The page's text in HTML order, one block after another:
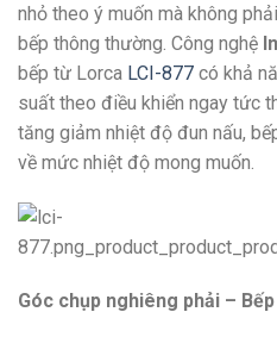
nhỏ theo ý muốn mà không
bếp thông thường. Công nghệ
bếp từ Lorca LCI-877 có khả
suất theo điều khiển ngay tức
tăng giảm nhiệt độ đun nấu,
về mức nhiệt độ mong muốn.
Góc chụp nghiêng phải –